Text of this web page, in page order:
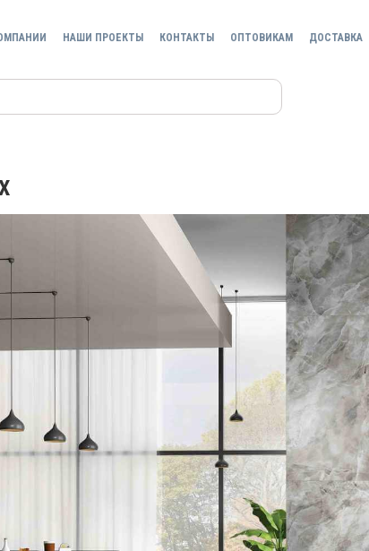
НАШИ ПРОЕКТЫ КОНТАКТЫ ОПТОВИКАМ ДОСТАВКА